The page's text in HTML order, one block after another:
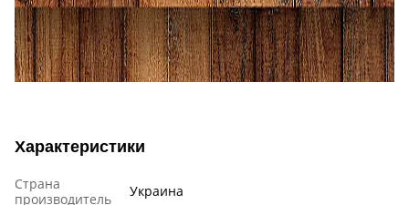
Характеристики
Страна
производитель
Украина